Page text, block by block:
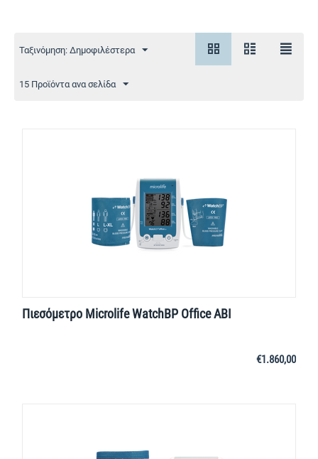
Ταξινόμηση: Δημοφιλέστερα
15 Προϊόντα ανα σελίδα
Πιεσόμετρο Microlife WatchBP Office ABI
€1.860,00